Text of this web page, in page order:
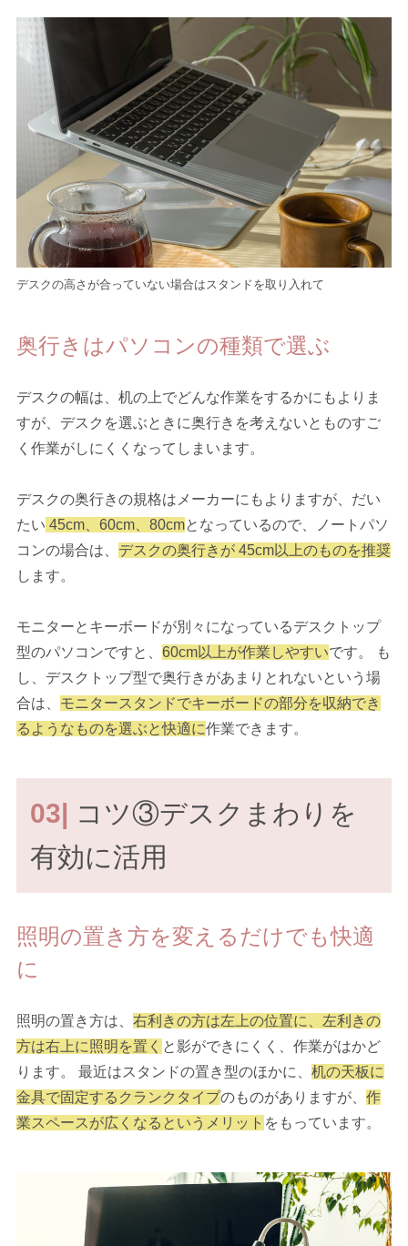
デスクの高さが合っていない場合はスタンドを取り入れて
奥行きはパソコンの種類で選ぶ
デスクの幅は、机の上でどんな作業をするかにもよりま
すが、デスクを選ぶときに奥行きを考えないとものすご
く作業がしにくくなってしまいます。
デスクの奥行きの規格はメーカーにもよりますが、だい
たい 45cm、60cm、80cmとなっているので、ノートパソ
コンの場合は、 デスクの奥行きが 45cm以上のものを推奨
します。
モニターとキーボードが別々になっているデスクトップ
型のパソコンですと、 60cm以上が作業しやすいです。 も
し、デスクトップ型で奥行きがあまりとれないという場
合は、 モニタースタンドでキーボードの部分を収納でき
るようなものを選ぶと快適に作業できます。
03|
コツ③デスクまわりを
有効に活用
照明の置き方を変えるだけでも快適
に
照明の置き方は、 右利きの方は左上の位置に、左利きの
方は右上に照明を置く と影ができにくく、作業がはかど
ります。 最近はスタンドの置き型のほかに、 机の天板に
金具で固定するクランクタイプのものがありますが、 作
業スペースが広くなるというメリット をもっています。